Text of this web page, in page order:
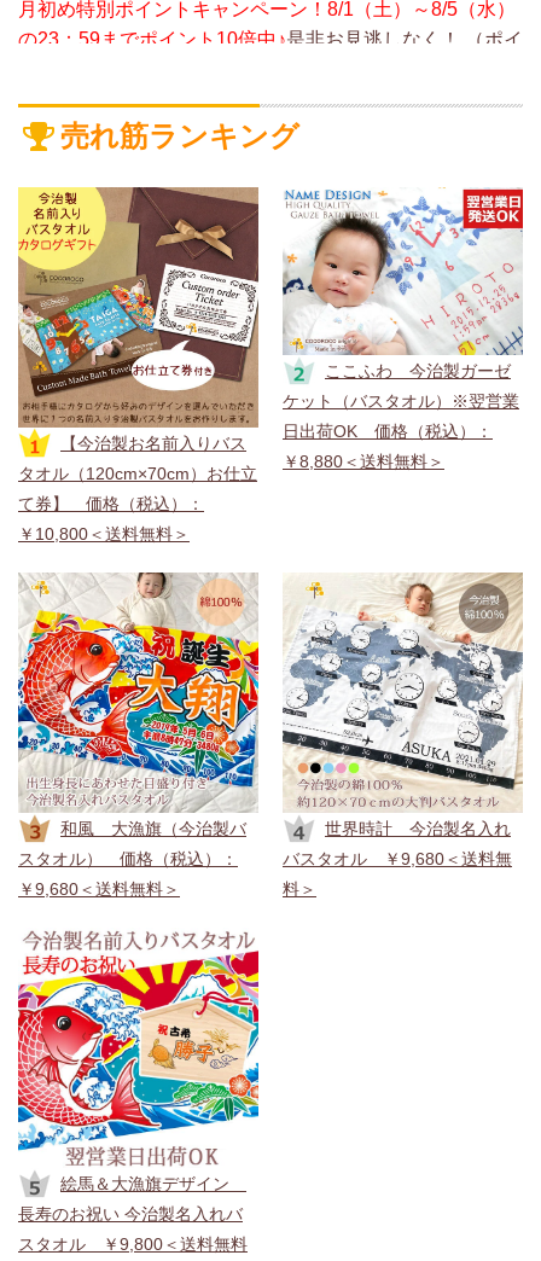
月初め特別ポイントキャンペーン！8/1（土）～8/5（水）
の23：59までポイント10倍中♪是非お見逃しなく！ （ポイ
「500円割引クーポン」進呈中！そちらもお見逃しな
く！）
2026年7月10日
毎月10日は「ココロコの日」！7/10（金）～7/17（金）の
23時59分頃までポイント10倍中♪
是非お見逃しなく！ （ポ
イントのご利用には会員登録が必要です。新規会員登録で
「500円割引クーポン」進呈中！そちらもお見逃しな
く！）
2026年7月1日
月初め特別ポイントキャンペーン！7/1（水）～7/5（日）
の23：59までポイント10倍中♪
是非お見逃しなく！ （ポイ
ントのご利用には会員登録が必要です。
「500円割引クーポン」進呈中！
く！）
2026年6月10日
毎月10日は「ココロコの日」！6/10（水）～6/17（水）の
23時59分頃までポイント10倍中♪是非お見逃しなく！ （ポ
イントのご利用には会員登録が必要です。新規会員登録で
「500円割引クーポン」進呈中！そちらもお見逃しな
く！）
2026年6月1日
月初め特別ポイントキャンペーン！6/1（月）～6/5（金）
の23：59までポイント10倍中♪是非お見逃しなく！ （ポイ
ントのご利用には会員登録が必要です。
く！）
2026年5月10日
毎月10日は「ココロコの日」！5/10（日）～5/17（日）の
23時59分頃までポイント10倍中♪
イントのご利用には会員登録が必要です。
「500円割引クーポン」進呈中！
く！）
2026年5月1日
月初め特別ポイントキャンペーン！5/1（金）～5/5（火）
売れ筋ランキング
【今治製お名前入りバス
タオル（120cm×70cm）お仕立
て券】 価格（税込）：
￥10,800＜送料無料＞
ここふわ 今治製ガーゼ
ケット（バスタオル）※翌営業
日出荷OK 価格（税込）：
￥8,880＜送料無料＞
和風 大漁旗（今治製バ
スタオル） 価格（税込）：
￥9,680＜送料無料＞
世界時計 今治製名入れ
バスタオル ￥9,680＜送料無
料＞
絵馬＆大漁旗デザイン
長寿のお祝い 今治製名入れバ
スタオル ￥9,800＜送料無料